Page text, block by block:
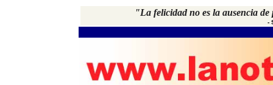
"La felicidad no es la ausencia
-